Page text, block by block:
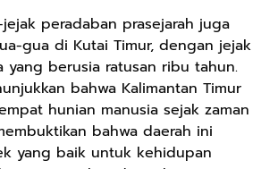
peradaban prasejarah juga
gua di Kutai Timur, dengan jejak
yang berusia ratusan ribu tahun.
bahwa Kalimantan Timur
hunian manusia sejak zaman
bahwa daerah ini
yang baik untuk kehidupan